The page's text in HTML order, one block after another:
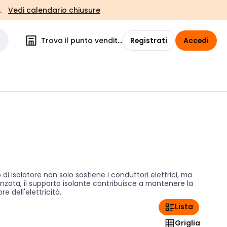
Vedi calendario chiusure
Trova il punto vendita Registrati Accedi
isolatore non solo sostiene i conduttori elettrici, ma
il supporto isolante contribuisce a mantenere la
dell'elettricità.
Lista
Griglia